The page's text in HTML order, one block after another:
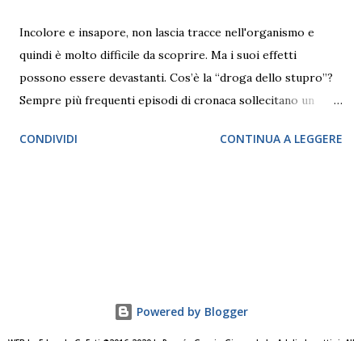
Incolore e insapore, non lascia tracce nell'organismo e
quindi è molto difficile da scoprire. Ma i suoi effetti
possono essere devastanti. Cos’è la “droga dello stupro”?
Sempre più frequenti episodi di cronaca sollecitano un
e psicoanalista della Società psicoanalitica italiana (SPI)
dormire’. È il male di una società che impone dei ritmi”,
CONDIVIDI CONTINUA A LEGGERE
Powered by Blogger